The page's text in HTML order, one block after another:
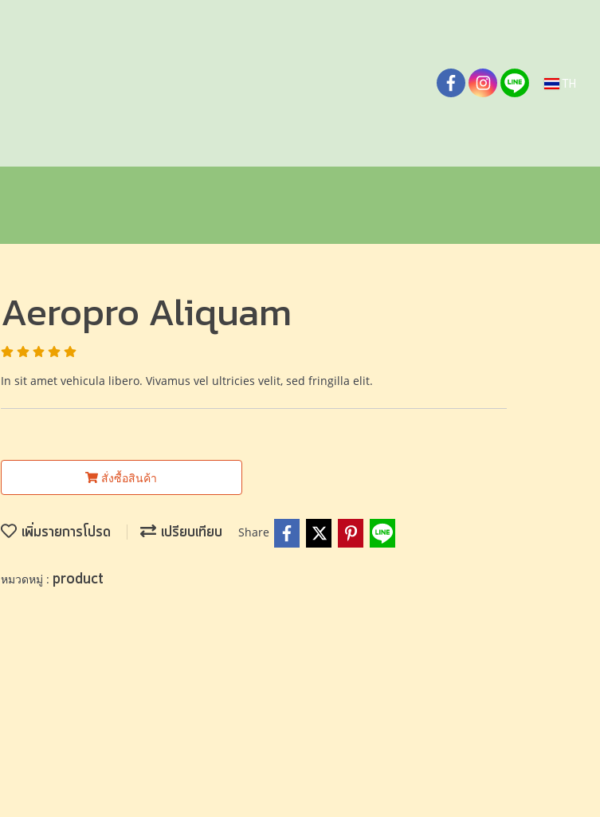
TH
Aeropro Aliquam
In sit amet vehicula libero. Vivamus vel ultricies velit, sed fringilla elit.
สั่งซื้อสินค้า
เพิ่มรายการโปรด เปรียบเทียบ Share
หมวดหมู่ : product